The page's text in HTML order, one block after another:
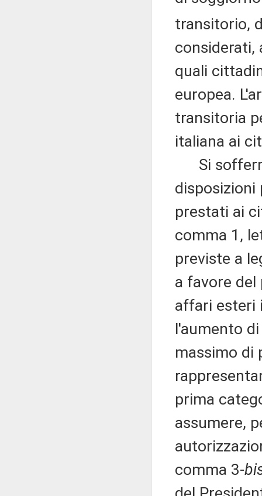
transitorio,
considerati,
quali
europea.
transitoria
italiana ai
Si
disposizioni
prestati ai
comma 1,
previste a
a favore del
affari esteri
l'aumento
massimo di
prima
assumere,
comma 3-